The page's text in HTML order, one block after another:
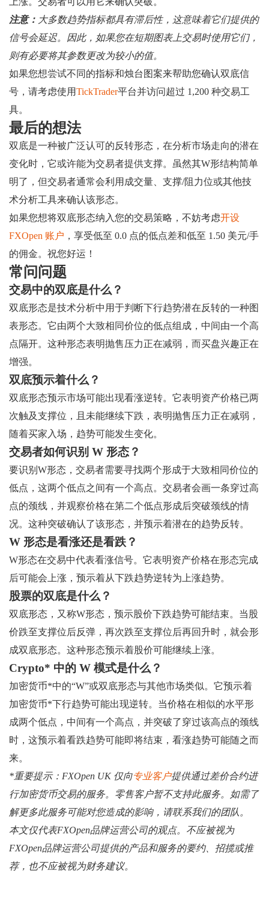
注意： 大多数趋势指标都具有滞后性，这意味着它们提供的
信号会延迟。因此，如果您在短期图表上交易时使用它们，
则有必要将其参数更改为较小的值。
如果您想尝试不同的指标和烛台图案来帮助您确认双底信
号，请考虑使用TickTrader平台并访问超过 1,200 种交易工
具。
最后的想法
双底是一种被广泛认可的反转形态，在分析市场走向的潜在
变化时，它或许能为交易者提供支撑。虽然其W形结构简单
明了，但交易者通常会利用成交量、支撑/阻力位或其他技
术分析工具来确认该形态。
如果您想将双底形态纳入您的交易策略，不妨考虑开设
FXOpen 账户 ，享受低至 0.0 点的低点差和低至 1.50 美元/手
的佣金。祝您好运！
常问问题
交易中的双底是什么？
双底形态是技术分析中用于判断下行趋势潜在反转的一种图
表形态。它由两个大致相同价位的低点组成，中间由一个高
点隔开。这种形态表明抛售压力正在减弱，而买盘兴趣正在
增强。
双底预示着什么？
双底形态预示市场可能出现看涨逆转。它表明资产价格已两
次触及支撑位，且未能继续下跌，表明抛售压力正在减弱，
随着买家入场，趋势可能发生变化。
交易者如何识别 W 形态？
要识别W形态，交易者需要寻找两个形成于大致相同价位的
低点，这两个低点之间有一个高点。交易者会画一条穿过高
点的颈线，并观察价格在第二个低点形成后突破颈线的情
况。这种突破确认了该形态，并预示着潜在的趋势反转。
W 形态是看涨还是看跌？
W形态在交易中代表看涨信号。它表明资产价格在形态完成
后可能会上涨，预示着从下跌趋势逆转为上涨趋势。
股票的双底是什么？
双底形态，又称W形态，预示股价下跌趋势可能结束。当股
价跌至支撑位后反弹，再次跌至支撑位后再回升时，就会形
成双底形态。这种形态预示着股价可能继续上涨。
Crypto* 中的 W 模式是什么？
加密货币*中的“W”或双底形态与其他市场类似。它预示着
加密货币*下行趋势可能出现逆转。当价格在相似的水平形
成两个低点，中间有一个高点，并突破了穿过该高点的颈线
时，这预示着看跌趋势可能即将结束，看涨趋势可能随之而
来。
*重要提示：FXOpen UK 仅向专业客户提供通过差价合约进
行加密货币交易的服务。零售客户暂不支持此服务。如需了
解更多此服务可能对您造成的影响，请联系我们的团队。
本文仅代表FXOpen品牌运营公司的观点。不应被视为
FXOpen品牌运营公司提供的产品和服务的要约、招揽或推
荐，也不应被视为财务建议。